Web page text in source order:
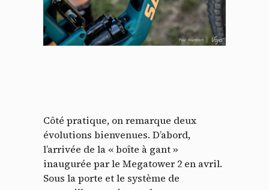
Côté pratique, on remarque deux
évolutions bienvenues. D’abord,
l’arrivée de la « boîte à gant »
inaugurée par le Megatower 2 en avril.
Sous la porte et le système de